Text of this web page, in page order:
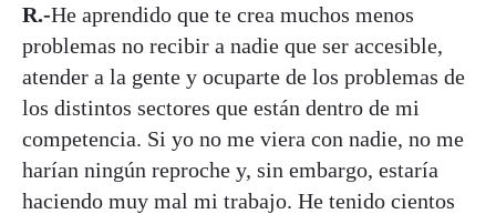
R.-He aprendido que te crea muchos menos
problemas no recibir a nadie que ser accesible,
atender a la gente y ocuparte de los problemas de
los distintos sectores que están dentro de mi
competencia. Si yo no me viera con nadie, no me
harían ningún reproche y, sin embargo, estaría
haciendo muy mal mi trabajo. He tenido cientos